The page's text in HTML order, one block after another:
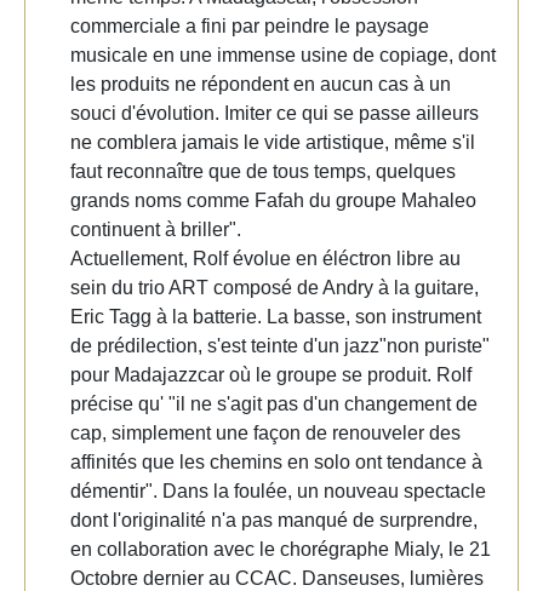
commerciale a fini par peindre le paysage
musicale en une immense usine de copiage, dont
les produits ne répondent en aucun cas à un
souci d'évolution. Imiter ce qui se passe ailleurs
ne comblera jamais le vide artistique, même s'il
faut reconnaître que de tous temps, quelques
grands noms comme Fafah du groupe Mahaleo
continuent à briller".
Actuellement, Rolf évolue en éléctron libre au
sein du trio ART composé de Andry à la guitare,
Eric Tagg à la batterie. La basse, son instrument
de prédilection, s'est teinte d'un jazz"non puriste"
pour Madajazzcar où le groupe se produit. Rolf
précise qu' "il ne s'agit pas d'un changement de
cap, simplement une façon de renouveler des
affinités que les chemins en solo ont tendance à
démentir". Dans la foulée, un nouveau spectacle
dont l'originalité n'a pas manqué de surprendre,
en collaboration avec le chorégraphe Mialy, le 21
Octobre dernier au CCAC. Danseuses, lumières